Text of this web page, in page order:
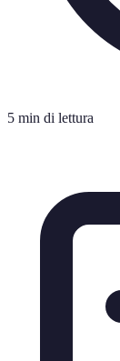
5 min di lettura